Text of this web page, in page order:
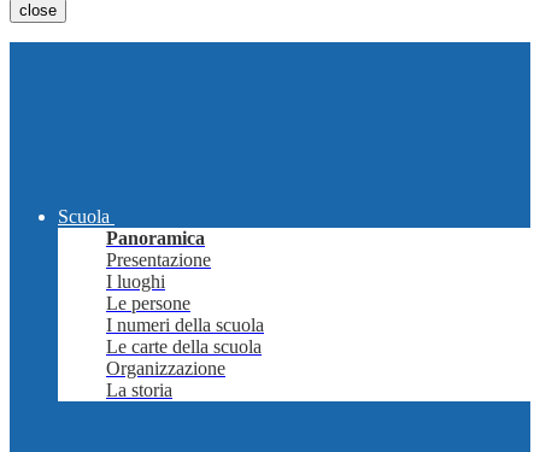
close
Scuola
Panoramica
Presentazione
I luoghi
Le persone
I numeri della scuola
Le carte della scuola
Organizzazione
La storia